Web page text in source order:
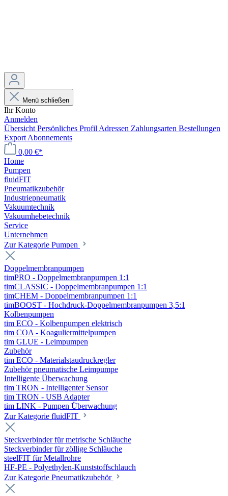
Menü schließen
Ihr Konto
Anmelden
Übersicht Persönliches Profil Adressen Zahlungsarten Bestellungen
Export Abonnements
0,00 €*
Home
Pumpen
fluidFIT
Pneumatikzubehör
Industriepneumatik
Vakuumtechnik
Vakuumhebetechnik
Service
Unternehmen
Zur Kategorie Pumpen
Doppelmembranpumpen
timPRO - Doppelmembranpumpen 1:1
timCLASSIC - Doppelmembranpumpen 1:1
timCHEM - Doppelmembranpumpen 1:1
timBOOST - Hochdruck-Doppelmembranpumpen 3,5:1
Kolbenpumpen
tim ECO - Kolbenpumpen elektrisch
tim COA - Koaguliermittelpumpen
tim GLUE - Leimpumpen
Zubehör
tim ECO - Materialstaudruckregler
Zubehör pneumatische Leimpumpe
Intelligente Überwachung
tim TRON - Intelligenter Sensor
tim TRON - USB Adapter
tim LINK - Pumpen Überwachung
Zur Kategorie fluidFIT
Steckverbinder für metrische Schläuche
Steckverbinder für zöllige Schläuche
steelFIT für Metallrohre
HF-PE - Polyethylen-Kunststoffschlauch
Zur Kategorie Pneumatikzubehör